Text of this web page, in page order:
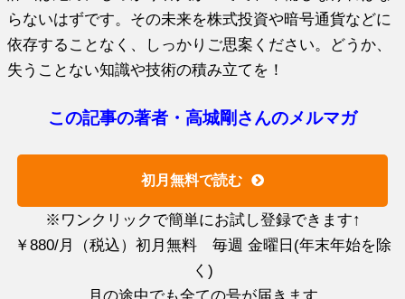
らないはずです。その未来を株式投資や暗号通貨などに
依存することなく、しっかりご思案ください。どうか、
失うことない知識や技術の積み立てを！
この記事の著者・高城剛さんのメルマガ
初月無料で読む
※ワンクリックで簡単にお試し登録できます↑
￥880/月（税込）初月無料 毎週 金曜日(年末年始を除
く)
月の途中でも全ての号が届きます